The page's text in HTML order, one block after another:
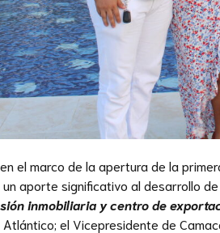
el marco de la apertura de la
aporte significativo al desarrollo
inmobiliaria y centro de
el Vicepresidente de